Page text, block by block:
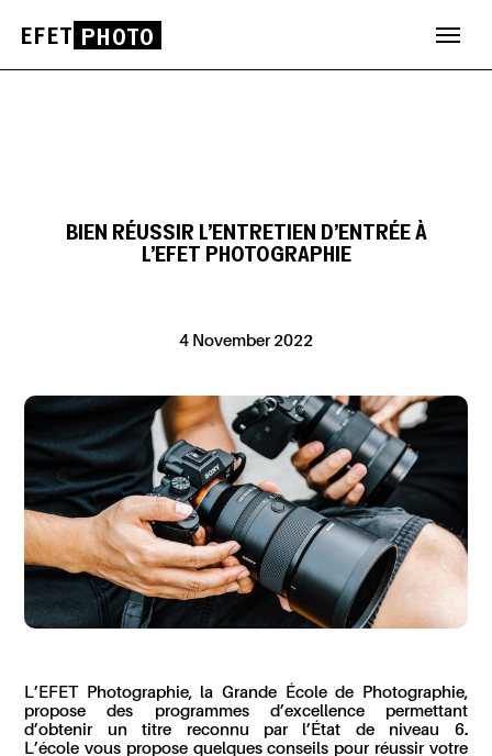
BIEN RÉUSSIR L’ENTRETIEN D’ENTRÉE À
L’EFET PHOTOGRAPHIE
4 November 2022
L’EFET Photographie, la Grande École de Photographie,
propose des programmes d’excellence permettant
d’obtenir un titre reconnu par l’État de niveau 6.
L’écolevous propose quelquesconseils pour réussir votre
EFET PHOTO